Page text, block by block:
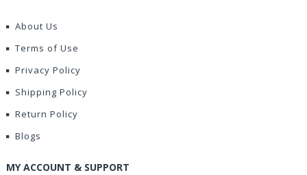
About Us
Terms of Use
Privacy Policy
Shipping Policy
Return Policy
Blogs
MY ACCOUNT & SUPPORT